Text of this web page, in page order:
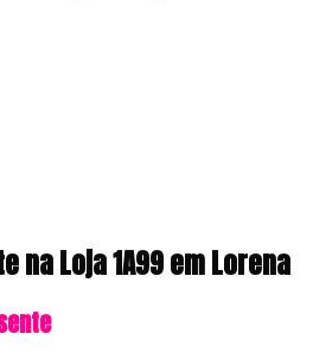
Loja 1A99 em Lorena